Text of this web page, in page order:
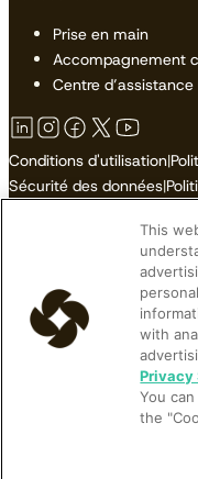
Prise en main
Accompagnement
Centre
Conditions d'utilisation|
Sécurité des données|
Ne pas vendre ni
© 2026 Cloudbeds. Tous
Cloudbeds is an
Cloudbeds partners with
their trademarks. All
respective owners and
This
with
Privacy
You
the